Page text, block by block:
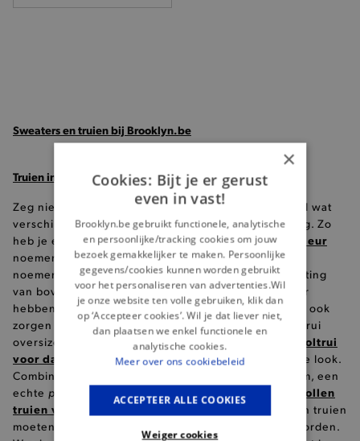
Sweaters en truien bij Brooklyn.be
Truien in verschillende modellen
Zeg niet zomaar tegen alles een trui. Er bestaan heel wat
verschillende modellen, met elk hun eigen benaming. Zo
heb je een trui zonder mouwen, wat we eendebardeur
noemen. Een open trui zonder knopen en dergelijke
noemen we eenbernadette. Een trui met knoopsluiting
van boven tot onder is dan eencardigan. Voor ieder
hebben we wel iets in ons truiengamma. Dit kan dan ook
zorgen voor heel wat verschillende looks. Je kan je trui
oversized dragen voor de ultieme casual look. Een
coltrui
voor dames
kan dan weer zorgen voor een chiquere look.
Combineer deze met een
en bam, een
echte powerwoman
wollen
truien voor dames ? Gelijk geven we je! Maar wollen truien
moeten met de nodige voorzichtigheid gewassen worden.
×
Cookies: Bijt je er gerust
even in vast!
Brooklyn.be gebruikt functionele, analytische
en persoonlijke/tracking cookies om jouw
bezoek gemakkelijker te maken. Persoonlijke
gegevens/cookies kunnen worden gebruikt
voor het personaliseren van advertenties.Wil
je onze website ten volle gebruiken, klik dan
op ‘Accepteer cookies’. Wil je dat liever niet,
dan plaatsen we enkel functionele en
analytische cookies.
Meer over ons cookiebeleid
ACCEPTEER ALLE COOKIES
Weiger cookies